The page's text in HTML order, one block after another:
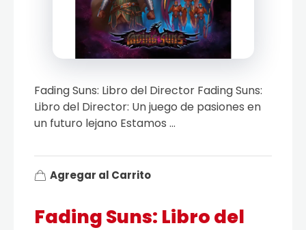
Fading Suns: Libro del
Fading Suns: Libro del Director Fading Suns:
Libro del Director: Un juego de pasiones en
un futuro lejano Estamos ...
Agregar al Carrito